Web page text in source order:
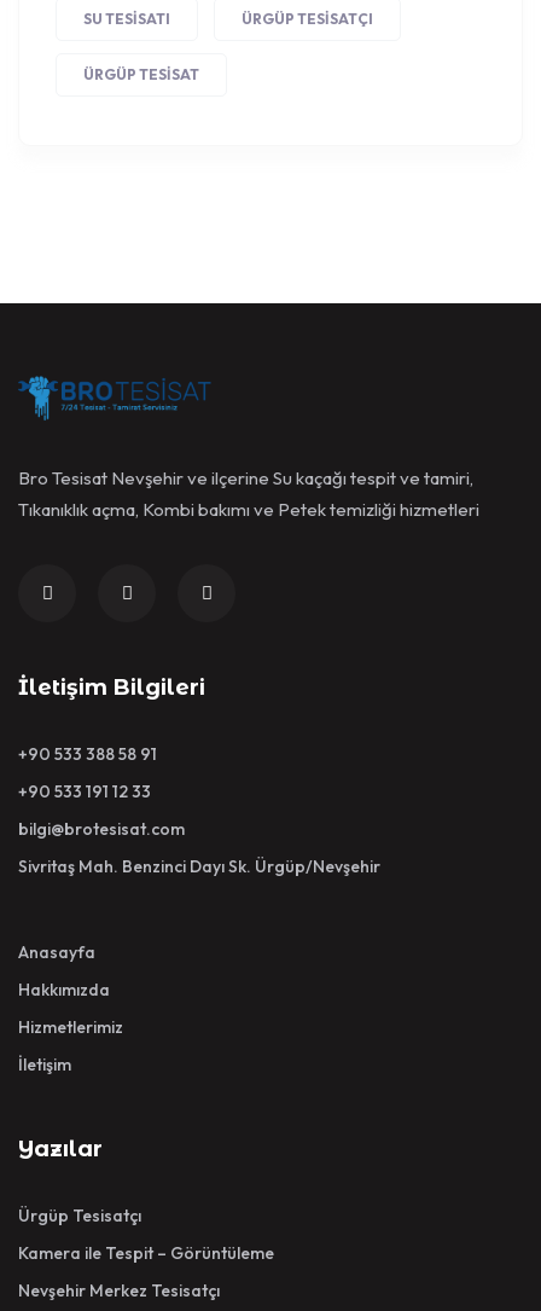
SU TESISATI ÜRGÜP TESISATÇI
ÜRGÜP TESISAT
Bro Tesisat Nevşehir ve ilçerine Su kaçağı tespit ve tamiri,
Tıkanıklık açma, Kombi bakımı ve Petek temizliği hizmetleri
İletişim Bilgileri
+90 533 388 58 91
+90 533 191 12 33
bilgi@brotesisat.com
Sivritaş Mah. Benzinci Dayı Sk. Ürgüp/Nevşehir
Anasayfa
Hakkımızda
Hizmetlerimiz
İletişim
Yazılar
Ürgüp Tesisatçı
Kamera ile Tespit – Görüntüleme
Nevşehir Merkez Tesisatçı